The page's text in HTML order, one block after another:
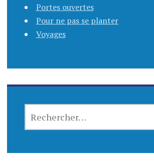
Portes ouvertes
Pour ne pas se planter
Voyages